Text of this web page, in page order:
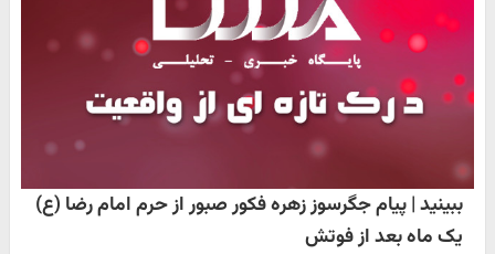
ببینید | پیام جگرسوز زهره فکور صبور از حرم امام رضا (ع)
یک ماه بعد از فوتش